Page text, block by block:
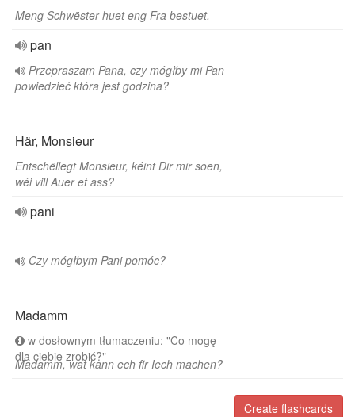
Meng Schwëster huet eng Fra bestuet.
pan
Przepraszam Pana, czy mógłby mi Pan
powiedzieć która jest godzina?
Här, Monsieur
Entschëllegt Monsieur, kéint Dir mir soen,
wéi vill Auer et ass?
pani
Czy mógłbym Pani pomóc?
Madamm
w dosłownym tłumaczeniu: "Co mogę
dla ciebie zrobić?"
Madamm, wat kann ech fir Iech machen?
Create flashcards